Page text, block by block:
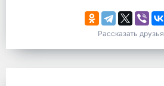
Рассказать